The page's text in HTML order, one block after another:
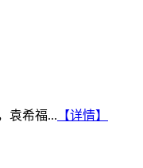
袁希福... 【详情】